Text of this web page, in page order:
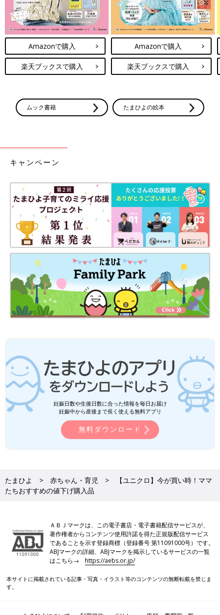
出典：Instagramアカウント「nachannel92」
Natsukiさんはこちらのボディースーツを7点ゲット。590円
→390円とお買い得だったので、たくさんまとめ買いしたようで
すよ。500円以下で肌着が買えるのは嬉しいですよね。ついつい
まとめ買いするのも納得しちゃいますね！
ユニクロの冬パジャマおすすめ5選！新
ユニクロのパジャマは、新作が出る度に注目を
浴びますよね。ママやお子さんの好きなキャラ
クターとのコラボアイテムが発売されると、な
したいものばかりでしたね。暖かくなっても使えそうな値下げ商
品も揃っているので、コレは要チェックです！気になるアイテム
(文・水川ちさ)
※記事内容でご紹介している投稿、リンク先は、削除される場合
があります。あらかじめご了承ください。
※記事の内容は記載当時の情報であり、現在と異なる場合があり
ます。
※記事内の価格はすべて税込み、2022年1月時点のものです。
Amazonで購入
楽天ブックスで購入
Amazonで購入
楽天ブックスで購入
ムック書籍 たまひよの絵本
キャンペーン
妊娠日数や生後日数に合った情報を毎日お届け
妊娠中から産後まで長く使える無料アプリ
無料ダウンロード
たまひよ 赤ちゃん・育児
【ユニクロ】今が買い時！ママ
たちおすすめの値下げ購入品
ＡＢＪマークは、この電子書店・電子書籍配信サービスが、
著作権者からコンテンツ使用許諾を得た正規版配信サービス
であることを示す登録商標（登録番号 第11091000号）です。
ABJマークの詳細、ABJマークを掲示しているサービスの一覧
はこちら→https://aebs.or.jp/
本サイトに掲載されている記事・写真・イラスト等のコンテンツの無断転載を禁じま
す。